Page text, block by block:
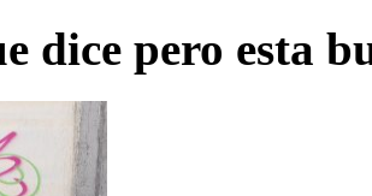
dice pero esta